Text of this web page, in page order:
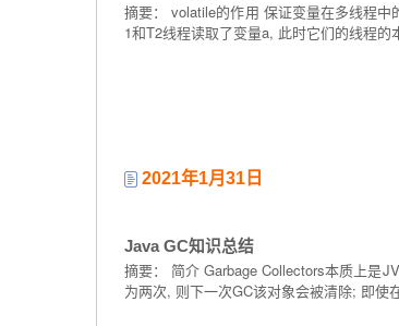
摘要： volatile的作用 保证变量在多线程
1和T2线程读取了变量a, 此时它们的线程
2021年1月31日
Java GC知识总结
摘要： 简介 Garbage Collectors本质上是
为两次, 则下一次GC该对象会被清除; 即使